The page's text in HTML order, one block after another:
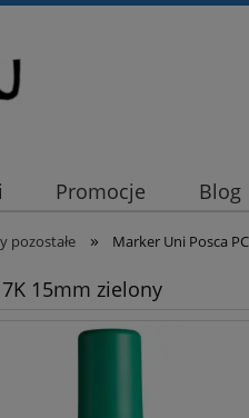
Promocje Blog
pozostałe » Marker Uni Posca
15mm zielony